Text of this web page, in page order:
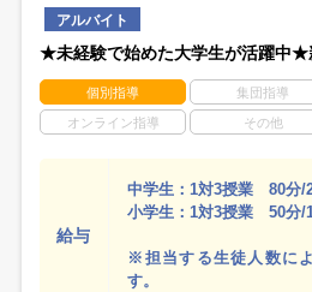
アルバイト
★未経験で始めた大学生が活躍中★
個別指導 集団指導
オンライン指導 その他
給与
中学生：1対3授業 80分/
小学生：1対3授業 50分/
※担当する生徒人数に
す。